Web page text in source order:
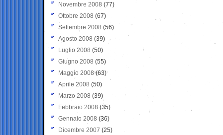
Novembre 2008 (77)
Ottobre 2008 (67)
Settembre 2008 (56)
Agosto 2008 (39)
Luglio 2008 (50)
Giugno 2008 (55)
Maggio 2008(63)
Aprile 2008 (50)
Marzo 2008 (39)
Febbraio 2008 (35)
Gennaio 2008 (36)
Dicembre 2007 (25)